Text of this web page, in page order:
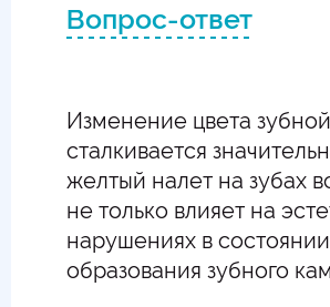
Вопрос-ответ
Изменение цвета
сталкивается
желтый налет на зубах
не только влияет на
нарушениях в
образования зубного